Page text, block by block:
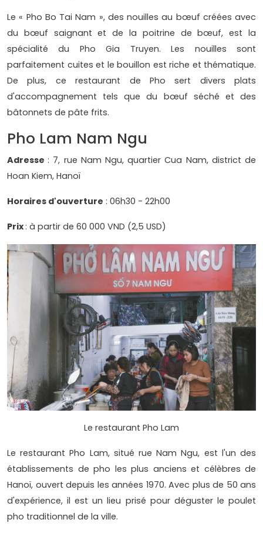
Le « Pho Bo Tai Nam », des nouilles au bœuf créées avec
du bœuf saignant et de la poitrine de bœuf, est la
spécialité du Pho Gia Truyen. Les nouilles sont
parfaitement cuites et le bouillon est riche et thématique.
De plus, ce restaurant de Pho sert divers plats
d'accompagnement tels que du bœuf séché et des
bâtonnets de pâte frits.
Pho Lam Nam Ngu
Adresse: 7, rue Nam Ngu, quartier Cua Nam, district de
Hoan Kiem, Hanoï
Horaires d'ouverture : 06h30 - 22h00
Prix: à partir de 60 000 VND (2,5 USD)
Le restaurant Pho Lam
Le restaurant Pho Lam, situé rue Nam Ngu, est l'un des
établissements de pho les plus anciens et célèbres de
Hanoï, ouvert depuis les années 1970. Avec plus de 50 ans
d'expérience, il est un lieu prisé pour déguster le poulet
pho traditionnel de la ville.